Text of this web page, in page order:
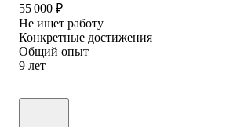
55 000 ₽
Не ищет работу
Конкретные достижения
Общий опыт
9 лет